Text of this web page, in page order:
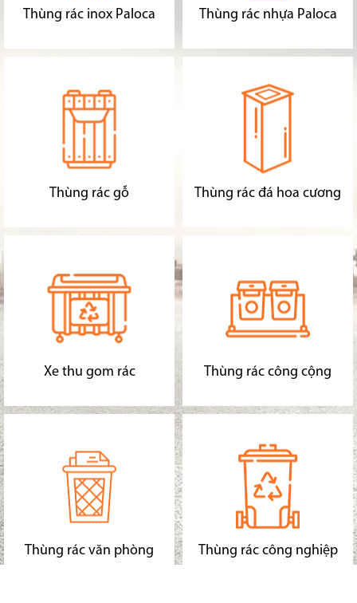
Thùng rác inox Paloca Thùng rác nhựa Paloca
Thùng rác gỗ Thùng rác đá hoa cương
Xe thu gom rác Thùng rác công cộng
Thùng rác văn phòng Thùng rác công nghiệp